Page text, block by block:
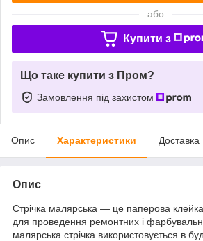
або
Купити з
Що таке купити з Пром?
Замовлення під захистом
Опис Характеристики Доставка
Опис
Стрічка малярська — це паперова клейка
для проведення ремонтних і
малярська стрічка використовується в